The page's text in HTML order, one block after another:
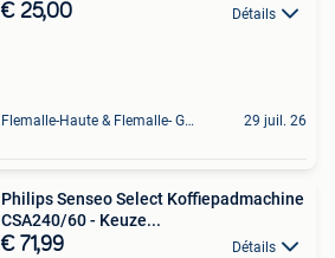
€ 25,00 Détails
Flemalle-Haute & Flemalle- Grande & Partie Awirs 29 juil. 26
Philips Senseo Select Koffiepadmachine
CSA240/60 - Keuze...
€ 71,99 Détails